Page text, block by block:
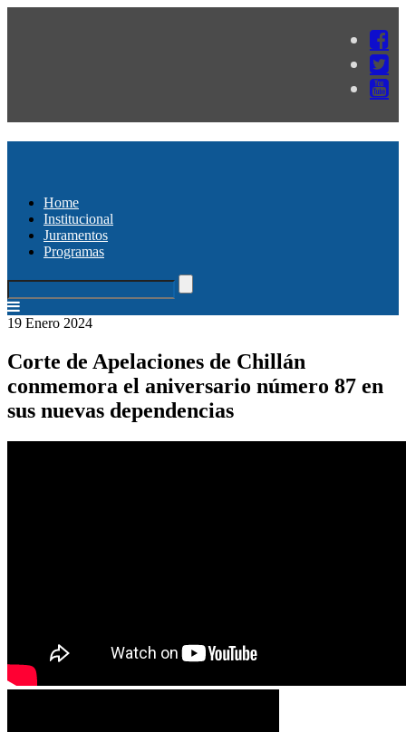
Home
Institucional
Juramentos
Programas
19 Enero 2024
Corte de Apelaciones de Chillán
conmemora el aniversario número 87 en
sus nuevas dependencias